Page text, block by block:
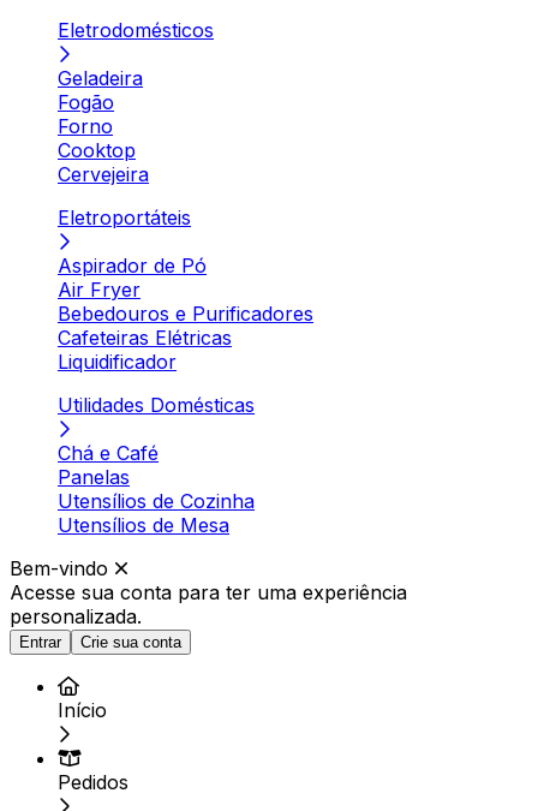
Eletrodomésticos
Geladeira
Fogão
Forno
Cooktop
Cervejeira
Eletroportáteis
Aspirador de Pó
Air Fryer
Bebedouros e Purificadores
Cafeteiras Elétricas
Liquidificador
Utilidades Domésticas
Chá e Café
Panelas
Utensílios de Cozinha
Utensílios de Mesa
Bem-vindo
Acesse sua conta para ter uma experiência
personalizada.
Entrar Crie sua conta
Início
Pedidos